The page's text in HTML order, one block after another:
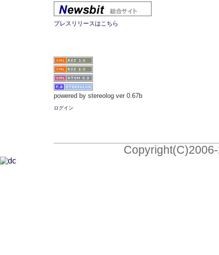
プレスリリースはこちら
powered by stereolog ver 0.67b
ログイン